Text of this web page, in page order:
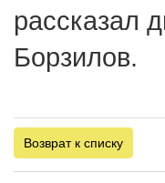
рассказал
Борзилов.
Возврат к списку